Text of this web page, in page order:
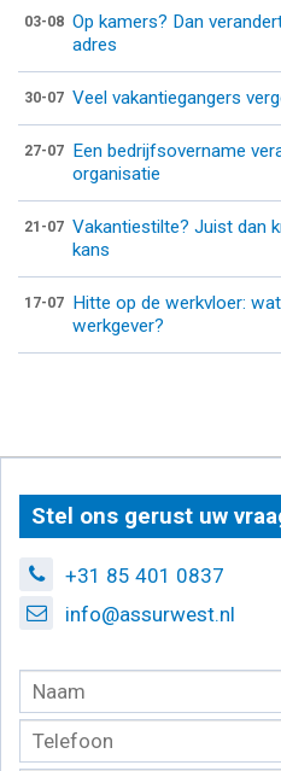
03-08 Op kamers? Dan
adres
30-07 Veel vakantiegangers
27-07 Een bedrijfsovername
organisatie
21-07 Vakantiestilte? Juist dan
kans
17-07 Hitte op de werkvloer:
werkgever?
Stel ons gerust uw
+31 85 401 0837
info@assurwest.nl